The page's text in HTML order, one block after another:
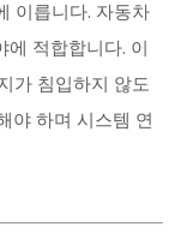
이릅니다. 자동차
에 적합합니다. 이
가 침입하지 않도
야 하며 시스템 연